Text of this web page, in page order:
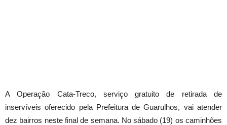
A Operação Cata-Treco, serviço gratuito de retirada de
inservíveis oferecido pela Prefeitura de Guarulhos, vai atender
dez bairros neste final de semana. No sábado (19) os caminhões